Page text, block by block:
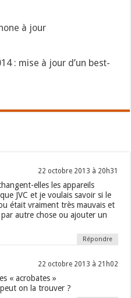
à jour
: mise à jour d’un best-
22 octobre 2013 à 20h31
elles les appareils
JVC et je voulais savoir si le
était vraiment très mauvais et
par autre chose ou ajouter un
Répondre
22 octobre 2013 à 21h02
« acrobates »
on la trouver ?